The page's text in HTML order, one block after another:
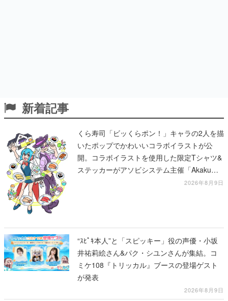
新着記事
くら寿司「ビッくらポン！」キャラの2人を描
いたポップでかわいいコラボイラストが公
開。コラボイラストを使用した限定Tシャツ&
ステッカーがアソビシステム主催「Akaku
2026年8月9日
“ｽﾋﾟｷ本人”と「スピッキー」役の声優・小坂
井祐莉絵さん&パク・シユンさんが集結。コ
ミケ108『トリッカル』ブースの登場ゲスト
が発表
2026年8月9日